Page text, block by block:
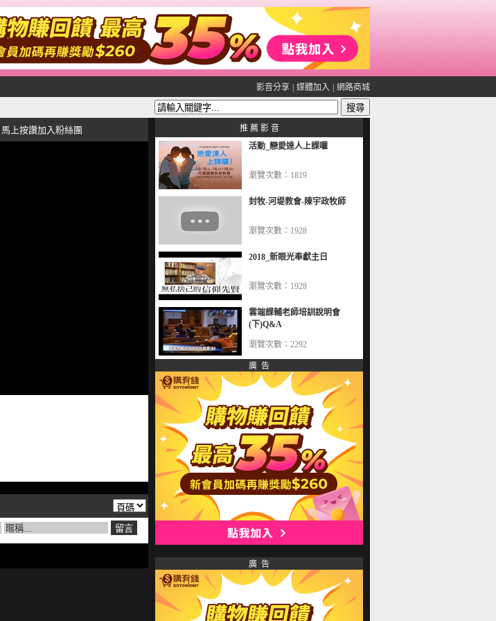
影音分享 媒體加入 網路商城
馬上按讚加入粉絲團
推 薦 影 音
活動_戀愛達人上課囉
瀏覽次數：1819
封牧-河堤教會-陳宇政牧師
瀏覽次數：1928
2018_新眼光奉獻主日
瀏覽次數：1928
雲端課輔老師培訓說明會
(下)Q&A
瀏覽次數：2292
廣 告
廣 告